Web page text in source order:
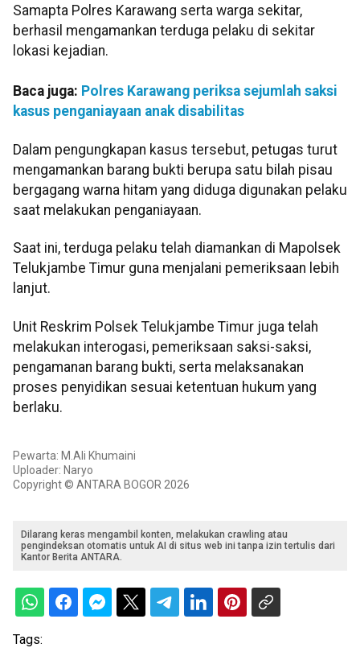
Samapta Polres Karawang serta warga sekitar,
berhasil mengamankan terduga pelaku di sekitar
lokasi kejadian.
Baca juga: Polres Karawang periksa sejumlah saksi
kasus penganiayaan anak disabilitas
Dalam pengungkapan kasus tersebut, petugas turut
mengamankan barang bukti berupa satu bilah pisau
bergagang warna hitam yang diduga digunakan pelaku
saat melakukan penganiayaan.
Saat ini, terduga pelaku telah diamankan di Mapolsek
Telukjambe Timur guna menjalani pemeriksaan lebih
lanjut.
Unit Reskrim Polsek Telukjambe Timur juga telah
melakukan interogasi, pemeriksaan saksi-saksi,
pengamanan barang bukti, serta melaksanakan
proses penyidikan sesuai ketentuan hukum yang
berlaku.
Pewarta: M.Ali Khumaini
Uploader: Naryo
Copyright © ANTARA BOGOR 2026
Dilarang keras mengambil konten, melakukan crawling atau
pengindeksan otomatis untuk AI di situs web ini tanpa izin tertulis dari
Kantor Berita ANTARA.
Tags: